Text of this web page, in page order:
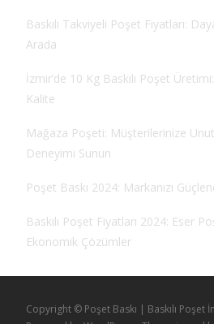
Baskılı Takviyeli Poşet Fiyatları:
Arada
İzmir’de 10 Kg Baskılı Poşet
Kalite
Mağaza Poşeti: Müşterilerinize
Deneyimi Sunun
Poşet Baskı 2024: Markanızı
Baskılı Poşet Fiyatları 2024: Eser
Ekonomik Çözümler
Copyright © Poşet Baskı | Baskılı Poşet